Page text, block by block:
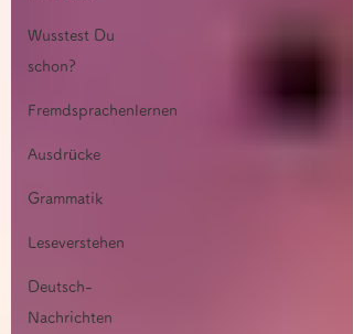
Wusstest Du
schon?
Fremdsprachenlernen
Ausdrücke
Grammatik
Leseverstehen
Deutsch-
Nachrichten